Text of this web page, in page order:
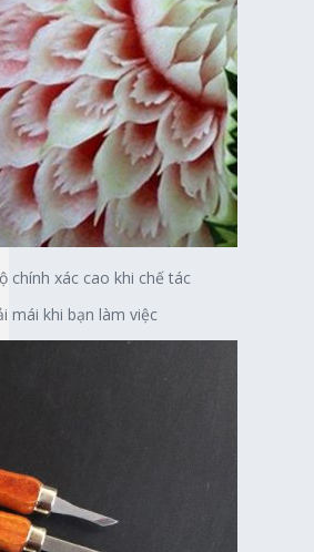
chính xác cao khi chế tác
mái khi bạn làm việc